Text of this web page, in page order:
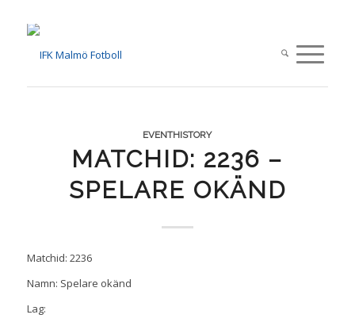
EVENTHISTORY
MATCHID: 2236 –
SPELARE OKÄND
Matchid: 2236
Namn: Spelare okänd
Lag: